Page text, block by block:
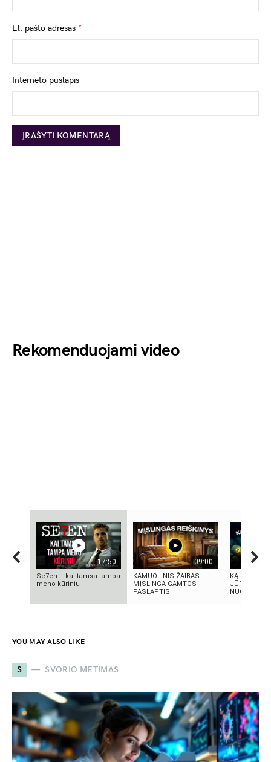
El. pašto adresas *
Interneto puslapis
Rekomenduojami video
17:50
Se7en – kai tamsa tampa
meno kūriniu
09:00
KAMUOLINIS ŽAIBAS:
MĮSLINGA GAMTOS
PASLAPTIS
KĄ SLEPIA
JŪRA? 5
YOU MAY ALSO LIKE
S SVORIO METIMAS